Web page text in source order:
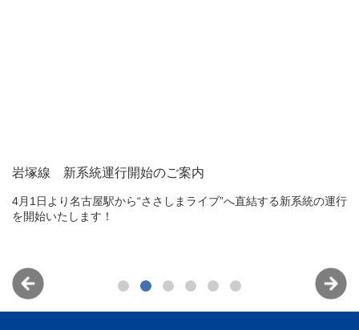
岩塚線 新系統運行開始のご案内
4月1日より名古屋駅から“ささしまライブ”へ直結する新系統の運行
を開始いたします！